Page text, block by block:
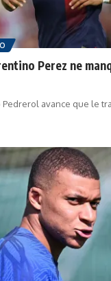
Perez ne
Pedrerol avance que le